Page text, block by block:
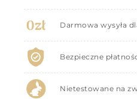
Darmowa wysyła
Bezpieczne
Nietestowane na